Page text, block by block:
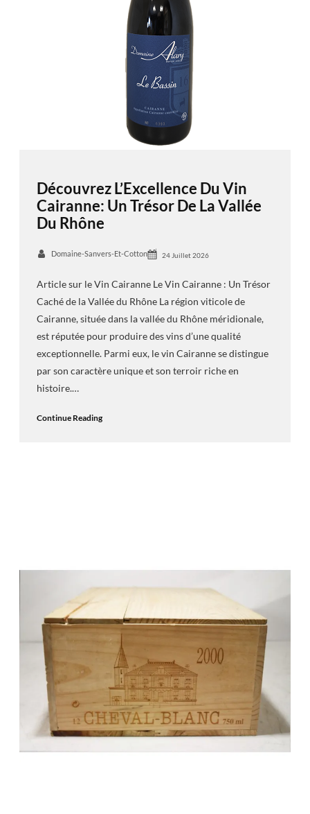
Découvrez L’Excellence Du Vin
Cairanne: Un Trésor De La Vallée
Du Rhône
Domaine-Sanvers-Et-Cotton 24 Juillet 2026
Article sur le Vin Cairanne Le Vin Cairanne : Un Trésor
Caché de la Vallée du Rhône La région viticole de
Cairanne, située dans la vallée du Rhône méridionale,
est réputée pour produire des vins d’une qualité
exceptionnelle. Parmi eux, le vin Cairanne se distingue
par son caractère unique et son terroir riche en
histoire.…
Continue Reading